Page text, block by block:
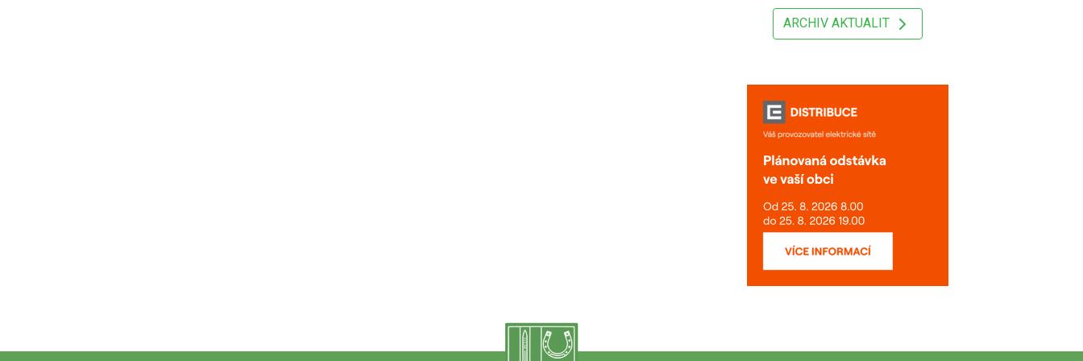
ARCHIV AKTUALIT